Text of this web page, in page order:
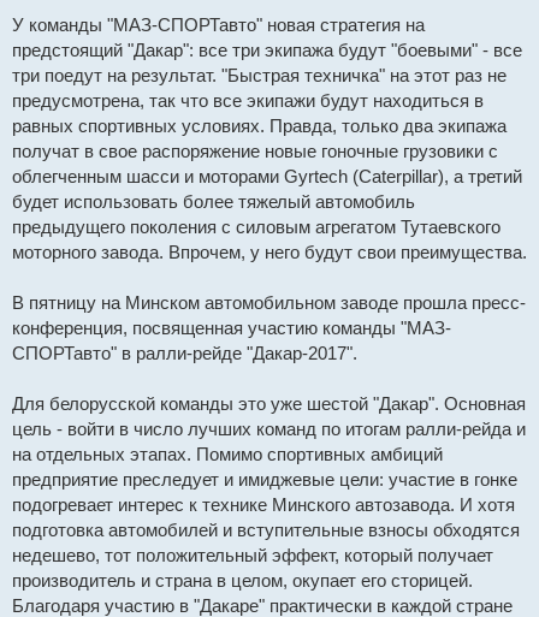
о
б
е
н
и
е
У команды "МАЗ-СПОРТавто" новая стратегия на
предстоящий "Дакар": все три экипажа будут "боевыми" - все
три поедут на результат. "Быстрая техничка" на этот раз не
предусмотрена, так что все экипажи будут находиться в
равных спортивных условиях. Правда, только два экипажа
получат в свое распоряжение новые гоночные грузовики с
облегченным шасси и моторами Gyrtech (Caterpillar), а третий
будет использовать более тяжелый автомобиль
предыдущего поколения с силовым агрегатом Тутаевского
моторного завода. Впрочем, у него будут свои преимущества.
В пятницу на Минском автомобильном заводе прошла пресс-
конференция, посвященная участию команды "МАЗ-
СПОРТавто" в ралли-рейде "Дакар-2017".
Для белорусской команды это уже шестой "Дакар". Основная
цель - войти в число лучших команд по итогам ралли-рейда и
на отдельных этапах. Помимо спортивных амбиций
предприятие преследует и имиджевые цели: участие в гонке
подогревает интерес к технике Минского автозавода. И хотя
подготовка автомобилей и вступительные взносы обходятся
недешево, тот положительный эффект, который получает
производитель и страна в целом, окупает его сторицей.
Благодаря участию в "Дакаре" практически в каждой стране